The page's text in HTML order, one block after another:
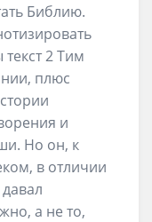
Библию.
2 Тим
плюс
и
Но он, к
в отличии
а не то,